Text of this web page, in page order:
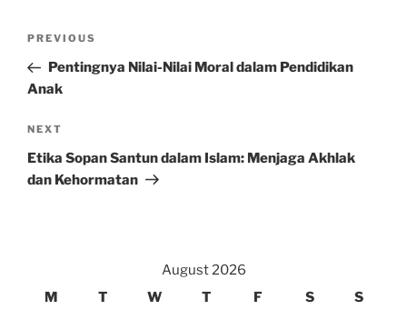
Previous
Post
PREVIOUS
Pentingnya Nilai-Nilai Moral dalam Pendidikan
Anak
Next
Post
NEXT
Etika Sopan Santun dalam Islam: Menjaga Akhlak
dan Kehormatan
August 2026
M
T W T F S S